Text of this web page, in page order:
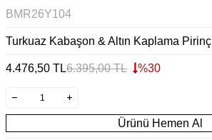
BMR26Y104
Turkuaz Kabaşon & Altın Kaplama Pirinç
4.476,50 TL6.395,00TL %30
Ürünü Hemen Al